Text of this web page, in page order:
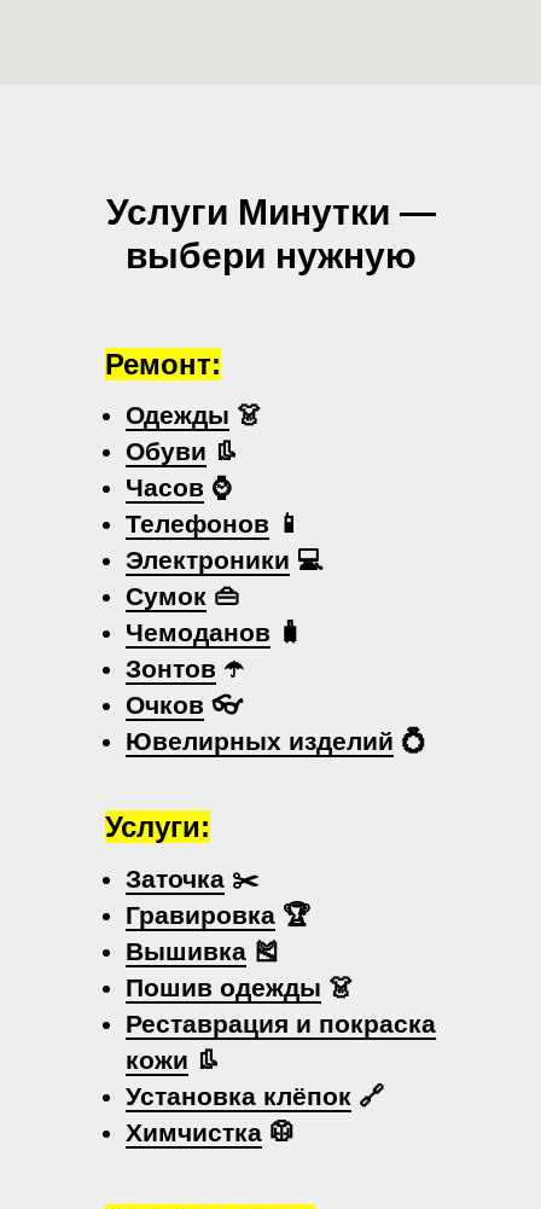
Услуги Минутки —
выбери нужную
Одежды 👗
Обуви 👢
Часов ⌚
Телефонов 📱
Электроники 💻
Сумок 👜
Чемоданов 🧳
Зонтов ☂️
Очков 👓
Ювелирных изделий 💍
Заточка ✂️
Гравировка 🏆
Вышивка 🎽
Пошив одежды 👗
Реставрация и покраска
кожи 👢
Установка клёпок 🔗
Химчистка 🥼
Ремонт:
Услуги: